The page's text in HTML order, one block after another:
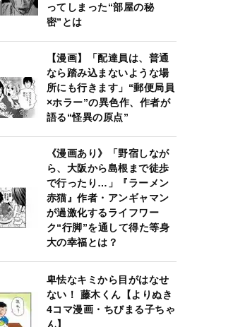
ってしまった“部屋の秘
密”とは
【漫画】「配達員は、普通
なら踏み込まないような場
所にも行きます」“郵便局員
×ホラー”の異色作、作者が
語る“怪異の原点”
《漫画あり》「野宿しなが
ら、大阪から島根まで徒歩
で行ったり…」『ラーメン
赤猫』作者・アンギャマン
が過激化するライフワー
ク“行脚”を通して得た等身
大の幸福とは？
卑怯なキミから目がはなせ
ない！ 藤木くん【よりぬき
4コマ漫画・ちびまる子ちゃ
ん】